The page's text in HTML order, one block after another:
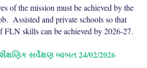
of the mission must be achieved by the
Assisted and private schools so that
FLN skills can be achieved by 2026-27.
સર્વેક્ષણ બાબત 24/02/2026